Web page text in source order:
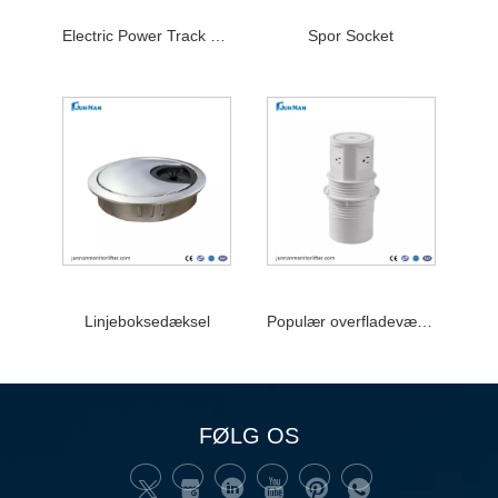
Spor Socket
Linjeboksedæksel Populær overfladevægsstyrke -stikkontakt
FØLG OS